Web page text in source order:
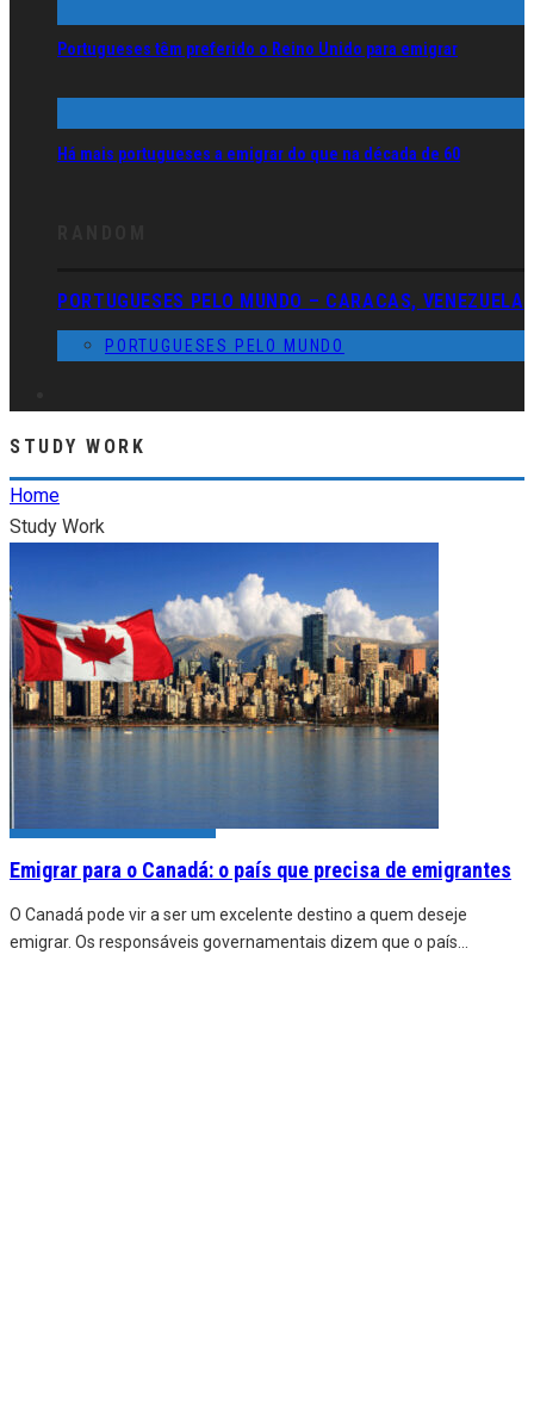
Portugueses têm preferido o Reino Unido para emigrar
Há mais portugueses a emigrar do que na década de 60
PORTUGUESES PELO MUNDO – CARACAS, VENEZUELA
PORTUGUESES PELO MUNDO
STUDY WORK
Home
Study Work
Emigrar para o Canadá: o país que precisa de emigrantes
O Canadá pode vir a ser um excelente destino a quem deseje
emigrar. Os responsáveis governamentais dizem que o país